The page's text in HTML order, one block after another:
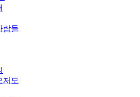
람들
저모